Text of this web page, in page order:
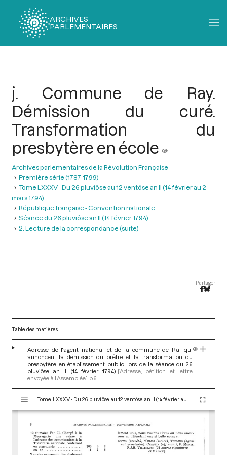
ARCHIVES
PARLEMENTAIRES
j. Commune de Ray.
Démission du curé.
Transformation du
presbytère en école
Archives parlementaires de la Révolution Française
Première série (1787-1799)
Tome LXXXV - Du 26 pluviôse au 12 ventôse an II (14 février au 2
mars 1794)
République française - Convention nationale
Séance du 26 pluviôse an II (14 février 1794)
2. Lecture de la correspondance (suite)
Partager
Table des matières
Adresse de l'agent national et de la commune de Rai qui
annoncent la démission du prêtre et la transformation du
presbytère en établissement public, lors de la séance du 26
pluviôse an II (14 février 1794) [Adresse, pétition et lettre
envoyée à l’Assemblée] p.6
s